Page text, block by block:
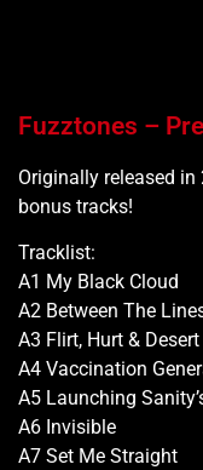
Fuzztones –
Originally released
bonus tracks!
Tracklist:
A1 My Black Cloud
A2 Between The
A3 Flirt, Hurt & Desert
A4 Vaccination
A5 Launching
A6 Invisible
A7 Set Me Straight